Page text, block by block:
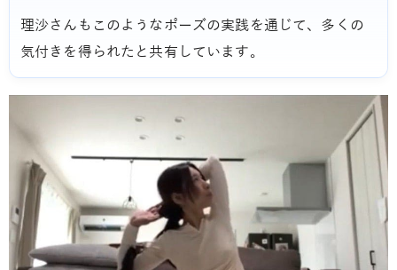
理沙さんもこのようなポーズの実践を通じて、多くの
気付きを得られたと共有しています。